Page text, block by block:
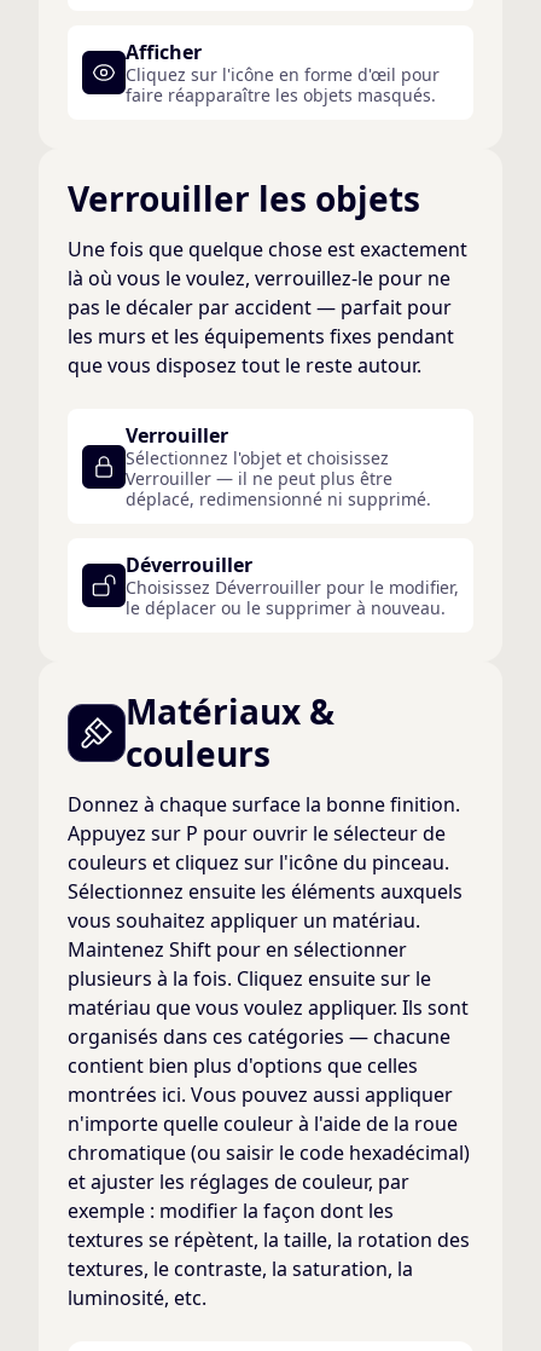
Afficher
Cliquez sur l'icône en forme d'œil pour
faire réapparaître les objets masqués.
Verrouiller les objets
Une fois que quelque chose est exactement
là où vous le voulez, verrouillez-le pour ne
pas le décaler par accident — parfait pour
les murs et les équipements fixes pendant
que vous disposez tout le reste autour.
Verrouiller
Sélectionnez l'objet et choisissez
Verrouiller — il ne peut plus être
déplacé, redimensionné ni supprimé.
Déverrouiller
Choisissez Déverrouiller pour le modifier,
le déplacer ou le supprimer à nouveau.
Matériaux &
couleurs
Donnez à chaque surface la bonne finition.
Appuyez sur P pour ouvrir le sélecteur de
couleurs et cliquez sur l'icône du pinceau.
Sélectionnez ensuite les éléments auxquels
vous souhaitez appliquer un matériau.
Maintenez Shift pour en sélectionner
plusieurs à la fois. Cliquez ensuite sur le
matériau que vous voulez appliquer. Ils sont
organisés dans ces catégories — chacune
contient bien plus d'options que celles
montrées ici. Vous pouvez aussi appliquer
n'importe quelle couleur à l'aide de la roue
chromatique (ou saisir le code hexadécimal)
et ajuster les réglages de couleur, par
exemple : modifier la façon dont les
textures se répètent, la taille, la rotation des
textures, le contraste, la saturation, la
luminosité, etc.